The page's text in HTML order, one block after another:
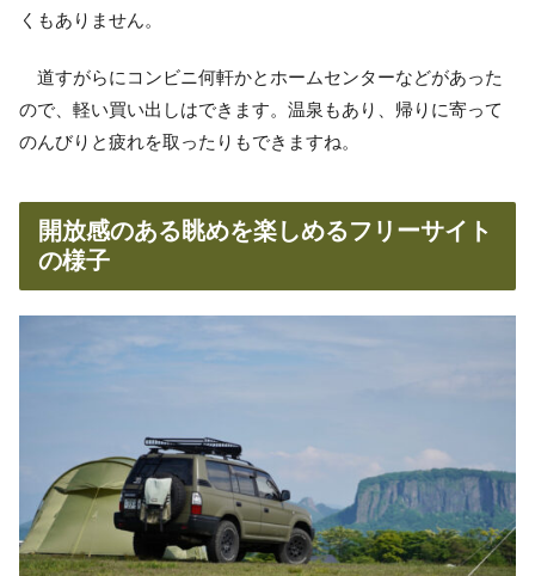
くもありません。
道すがらにコンビニ何軒かとホームセンターなどがあった
ので、軽い買い出しはできます。温泉もあり、帰りに寄って
のんびりと疲れを取ったりもできますね。
開放感のある眺めを楽しめるフリーサイト
の様子